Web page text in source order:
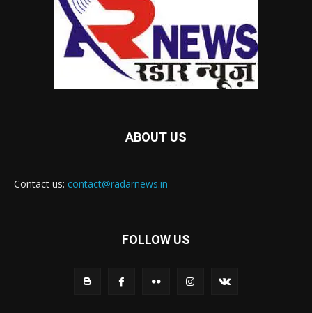
ABOUT US
Contact us: contact@radarnews.in
FOLLOW US